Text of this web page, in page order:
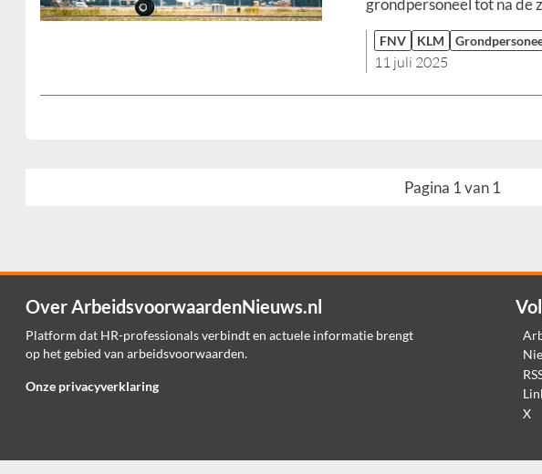
grondpersoneel tot na de
FNV KLM
11 juli 2025
Pagina 1 van 1
Over ArbeidsvoorwaardenNieuws.nl
Platform dat HR-professionals verbindt en actuele informatie brengt
op het gebied van arbeidsvoorwaarden.
Onze privacyverklaring
X